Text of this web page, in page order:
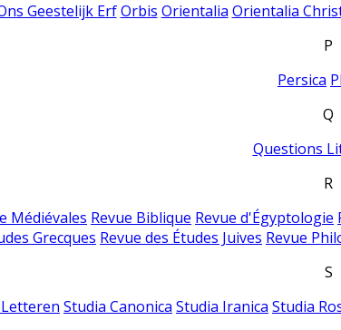
Geestelijk Erf Orbis Orientalia Orientalia
P
Persica
Q
Questions
R
Médiévales Revue Biblique Revue d'Égyptologie
Grecques Revue des Études Juives Revue
S
Studia Canonica Studia Iranica Studia